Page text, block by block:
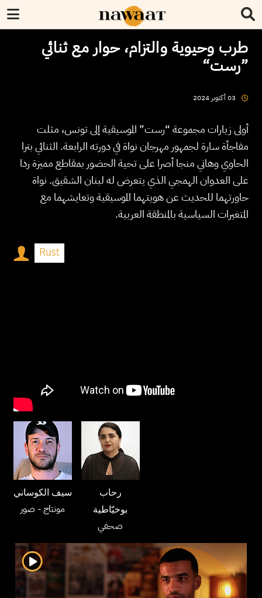
طرب وحيوية والتزام، حوار مع ثنائي
”رست“
03أكتوبر 2024
أولى زيارات مجموعة “رست” الموسيقية إلى تونس، مثلت
مفاجأة سارة لجمهور مهرجان نواة في دورته الرابعة. الثنائي بترا
الحاوي وهاني منجا أصرا على تحية الحضور بمقاطع مميزة ردا
على العدوان الهمجي الذي يتعرض له لبنان الشقيق. نواة
حاورتهما للحديث عن هويتهما الموسيقية وتعايشهما مع
المتغيرات السياسية بالمنطقة العربية.
Rust
سيف الكوساني
مونتاج- صور
رحاب
بوخيّاطية
صحفي